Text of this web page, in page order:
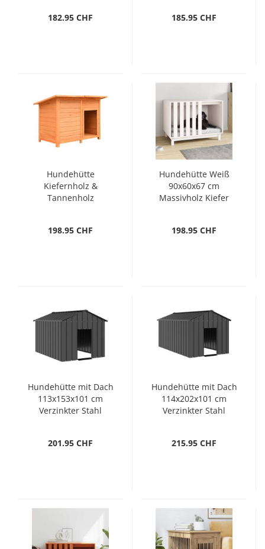
182.95 CHF
185.95 CHF
Hundehütte
Kiefernholz &
Tannenholz
198.95 CHF
Hundehütte Weiß
90x60x67 cm
Massivholz Kiefer
198.95 CHF
Hundehütte mit Dach
113x153x101 cm
Verzinkter Stahl
201.95 CHF
Hundehütte mit Dach
114x202x101 cm
Verzinkter Stahl
215.95 CHF